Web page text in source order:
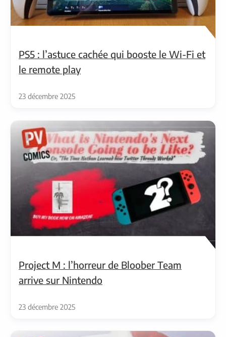
PS5 : l’astuce cachée qui booste le Wi-Fi et
le remote play
23 décembre 2025
Project M : l’horreur de Bloober Team
arrive sur Nintendo
23 décembre 2025